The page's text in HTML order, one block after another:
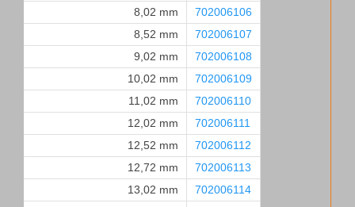
8,02 mm
702006106
8,52 mm
702006107
9,02 mm
702006108
10,02 mm
702006109
11,02 mm
702006110
12,02 mm
702006111
12,52 mm
702006112
12,72 mm
702006113
13,02 mm
702006114